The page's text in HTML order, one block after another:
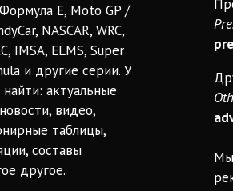
Е, Moto GP /
NASCAR, WRC,
IMSA, ELMS, Super
и другие серии. У
актуальные
видео,
таблицы,
составы
другое.
Мы